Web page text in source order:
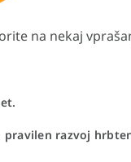
na nekaj
razvoj